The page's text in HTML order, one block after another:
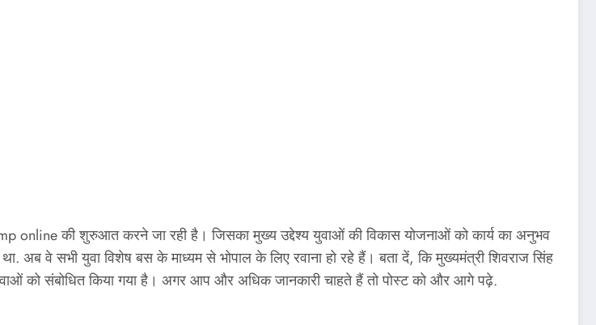
online की शुरुआत करने जा रही है। जिसका मुख्य उद्देश्य युवाओं की विकास योजनाओं को कार्य का अनुभव
वे सभी युवा विशेष बस के माध्यम से भोपाल के लिए रवाना हो रहे हैं। बता दें, कि मुख्यमंत्री शिवराज सिंह
युवाओं को संबोधित किया गया है। अगर आप और अधिक जानकारी चाहते हैं तो पोस्ट को और आगे पढ़े.